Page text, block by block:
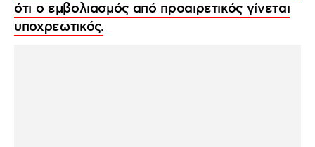
ότι ο εμβολιασμός από προαιρετικός γίνεται
υποχρεωτικός.